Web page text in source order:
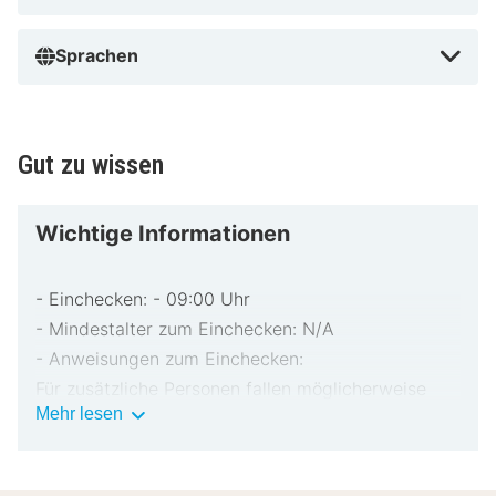
Sprachen
Gut zu wissen
Wichtige Informationen
- Einchecken: - 09:00 Uhr
- Mindestalter zum Einchecken: N/A
- Anweisungen zum Einchecken:
Für zusätzliche Personen fallen möglicherweise
Gebühren an, die abhängig von den Bestimmungen
Mehr lesen Wichtige